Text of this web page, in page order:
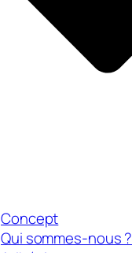
Concept
Qui sommes-nous ?